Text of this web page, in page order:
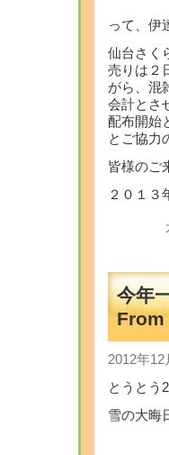
って、伊
仙台さく
売りは２
がら、混
会計とさ
配布開始
とご協力
皆様のご
２０１３
今年
2012年
とうとう
雪の大晦